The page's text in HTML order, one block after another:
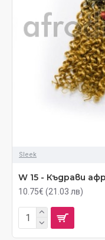
Sleek
W 15 - Къдрави
10.75€ (21.03 лв)